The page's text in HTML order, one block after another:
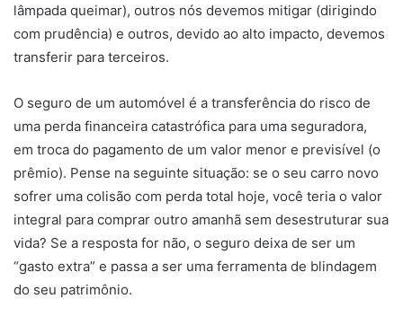
lâmpada queimar), outros nós devemos mitigar (dirigindo
com prudência) e outros, devido ao alto impacto, devemos
transferir para terceiros.
O seguro de um automóvel é a transferência do risco de
uma perda financeira catastrófica para uma seguradora,
em troca do pagamento de um valor menor e previsível (o
prêmio). Pense na seguinte situação: se o seu carro novo
sofrer uma colisão com perda total hoje, você teria o valor
integral para comprar outro amanhã sem desestruturar sua
vida? Se a resposta for não, o seguro deixa de ser um
“gasto extra” e passa a ser uma ferramenta de blindagem
do seu patrimônio.